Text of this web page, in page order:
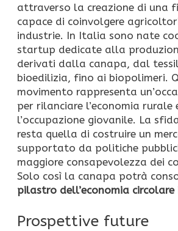
attraverso la creazione di una
capace di coinvolgere
industrie. In Italia sono nate
startup dedicate alla
derivati dalla canapa, dal
bioedilizia, fino ai biopolimeri.
movimento rappresenta
per rilanciare l’economia rurale
l’occupazione giovanile. La
resta quella di costruire un
supportato da politiche
maggiore consapevolezza dei
Solo così la canapa potrà
pilastro dell’economia
Prospettive future